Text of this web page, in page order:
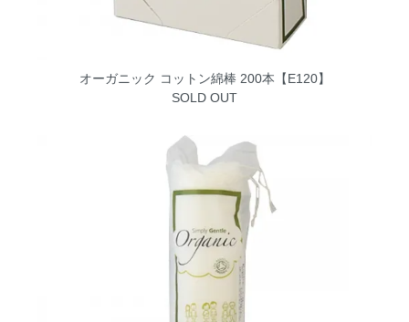
オーガニック コットン綿棒 200本【E120】
SOLD OUT